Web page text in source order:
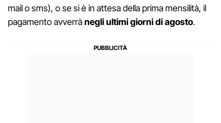
mail o sms), o se si è in attesa della prima mensilità, il
pagamento avverrànegli ultimi giorni di agosto.